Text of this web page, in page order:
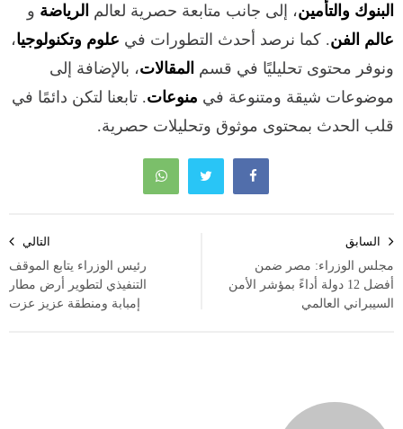
البنوك والتأمين، إلى جانب متابعة حصرية لعالم الرياضة و
عالم الفن. كما نرصد أحدث التطورات في علوم وتكنولوجيا،
ونوفر محتوى تحليليًا في قسم المقالات، بالإضافة إلى
موضوعات شيقة ومتنوعة في منوعات. تابعنا لتكن دائمًا في
قلب الحدث بمحتوى موثوق وتحليلات حصرية.
المقالات
السابق
مجلس الوزراء: مصر ضمن
أفضل 12 دولة أداءً بمؤشر الأمن
السيبراني العالمي
التالي
رئيس الوزراء يتابع الموقف
التنفيذي لتطوير أرض مطار
إمبابة ومنطقة عزيز عزت